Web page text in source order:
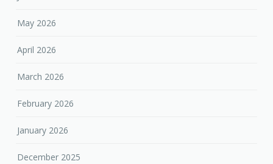
May 2026
April 2026
March 2026
February 2026
January 2026
December 2025